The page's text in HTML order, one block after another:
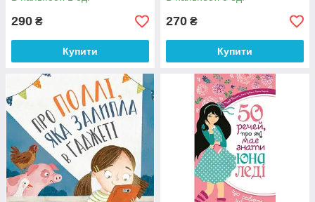
290 ₴
Купити
рос.мовою
270 ₴
Купити